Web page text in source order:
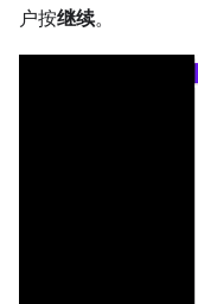
户按继续。